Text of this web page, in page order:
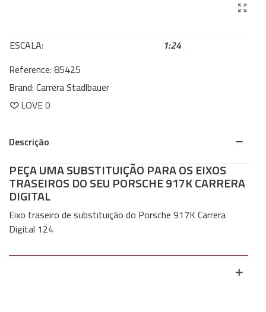
ESCALA:
1:24
Reference: 85425
Brand: Carrera Stadlbauer
LOVE0
Descrição
PEÇA UMA SUBSTITUIÇÃO PARA OS EIXOS
TRASEIROS DO SEU PORSCHE 917K CARRERA
DIGITAL
Eixo traseiro de substituição do Porsche 917K Carrera
Digital 124